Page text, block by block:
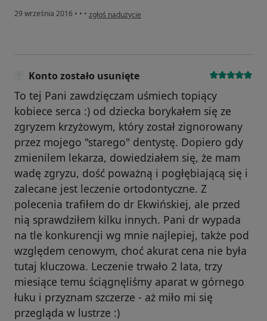
29 września 2016 • • • w opinii użytkownika Konto zostało usunięte
zgłoś nadużycie
Konto zostało usunięte
To tej Pani zawdzięczam uśmiech topiący
kobiece serca :) od dziecka borykałem się ze
zgryzem krzyżowym, który został zignorowany
przez mojego "starego" dentystę. Dopiero gdy
zmienilem lekarza, dowiedziałem się, że mam
wadę zgryzu, dość poważną i pogłębiającą się i
zalecane jest leczenie ortodontyczne. Z
polecenia trafiłem do dr Ekwińskiej, ale przed
nią sprawdziłem kilku innych. Pani dr wypada
na tle konkurencji wg mnie najlepiej, także pod
względem cenowym, choć akurat cena nie była
tutaj kluczowa. Leczenie trwało 2 lata, trzy
miesiące temu ściągnęliśmy aparat w górnego
łuku i przyznam szczerze - aż miło mi się
przegląda w lustrze :)